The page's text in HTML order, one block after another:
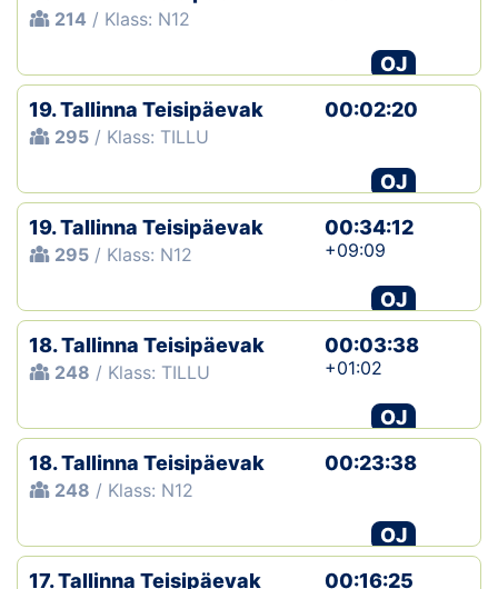
214 / Klass: N12
OJ
19. Tallinna Teisipäevak
295 / Klass: TILLU
00:02:20
OJ
19. Tallinna Teisipäevak
295 / Klass: N12
00:34:12
+09:09
OJ
18. Tallinna Teisipäevak
248 / Klass: TILLU
00:03:38
+01:02
OJ
18. Tallinna Teisipäevak
248 / Klass: N12
00:23:38
OJ
17. Tallinna Teisipäevak
00:16:25